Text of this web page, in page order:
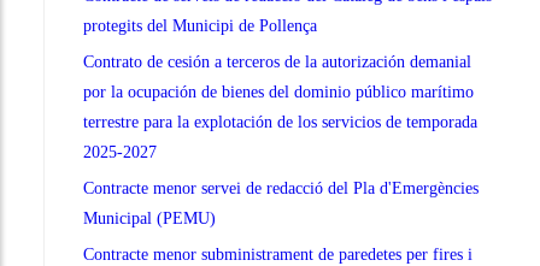
protegits del Municipi de Pollença
Contrato de cesión a terceros de la autorización demanial
por la ocupación de bienes del dominio público marítimo
terrestre para la explotación de los servicios de temporada
2025-2027
Contracte menor servei de redacció del Pla d'Emergències
Municipal (PEMU)
Contracte menor subministrament de paredetes per fires i